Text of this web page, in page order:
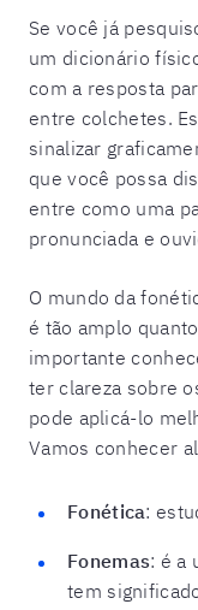
Se você já
um dicionário
com a resposta
entre colchetes.
sinalizar
que você possa
entre como uma
pronunciada e
O mundo da
é tão amplo
importante
ter clareza sobre
pode aplicá-lo
Vamos conhecer
Fonética:
Fonemas: é a
tem